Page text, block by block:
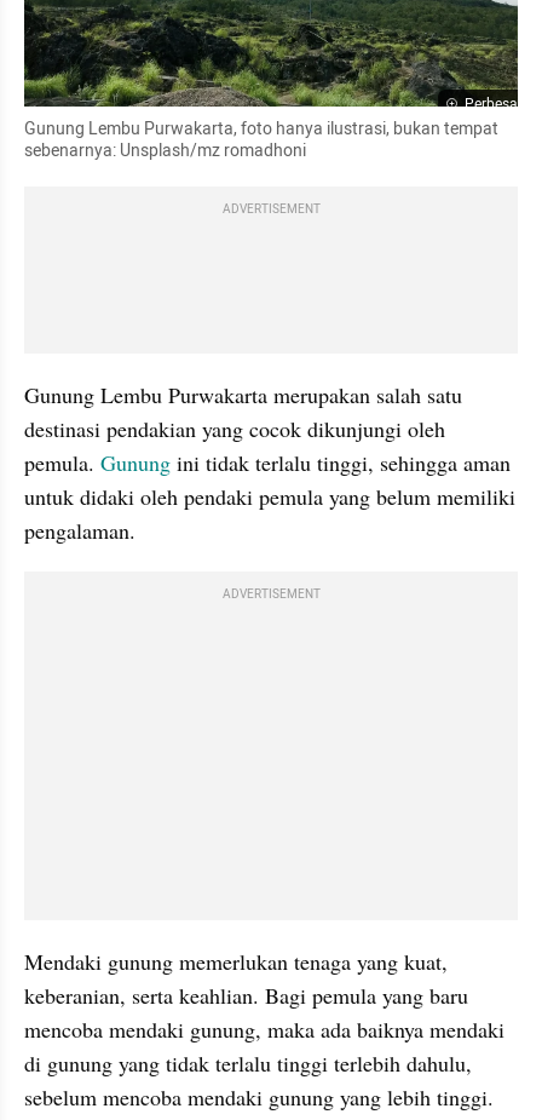
Perbesar
Gunung Lembu Purwakarta, foto hanya ilustrasi, bukan tempat
sebenarnya: Unsplash/mz romadhoni
ADVERTISEMENT
Gunung Lembu Purwakarta merupakan salah satu
destinasi pendakian yang cocok dikunjungi oleh
pemula. Gunung ini tidak terlalu tinggi, sehingga aman
untuk didaki oleh pendaki pemula yang belum memiliki
pengalaman.
ADVERTISEMENT
Mendaki gunung memerlukan tenaga yang kuat,
keberanian, serta keahlian. Bagi pemula yang baru
mencoba mendaki gunung, maka ada baiknya mendaki
di gunung yang tidak terlalu tinggi terlebih dahulu,
sebelum mencoba mendaki gunung yang lebih tinggi.